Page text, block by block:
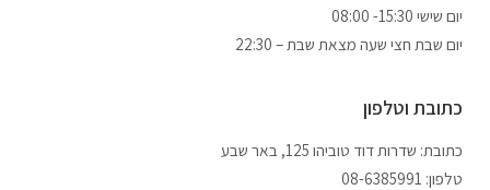
יום שישי 15:30- 08:00
יום שבת חצי שעה מצאת שבת – 22:30
כתובת וטלפון
כתובת: שדרות דוד טוביהו 125, באר שבע
טלפון: 08-6385991